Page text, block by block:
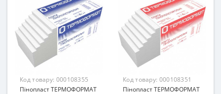
Код товару: 000108355
Пінопласт ТЕРМОФОРМАТ
Код товару: 000108351
Пінопласт ТЕРМОФОРМАТ